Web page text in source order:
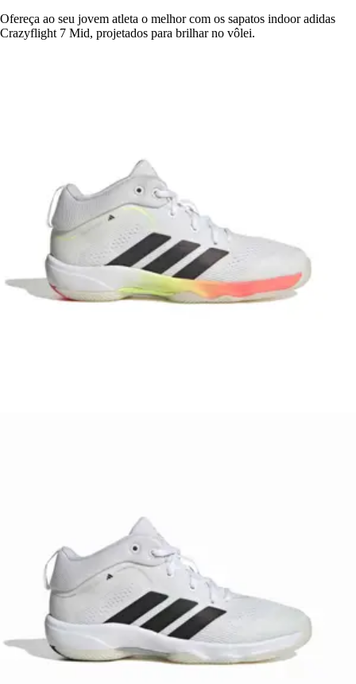
Ofereça ao seu jovem atleta o melhor com os sapatos indoor adidas
Crazyflight 7 Mid, projetados para brilhar no vôlei.